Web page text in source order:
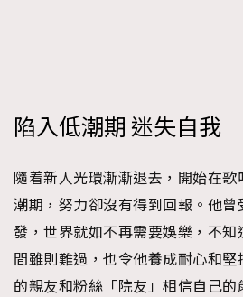
陷入低潮期 迷失自我
隨着新人光環漸漸退去，開始在
潮期，努力卻沒有得到回報。他
發，世界就如不再需要娛樂，不
間雖則難過，也令他養成耐心和
的親友和粉絲「院友」相信自己的